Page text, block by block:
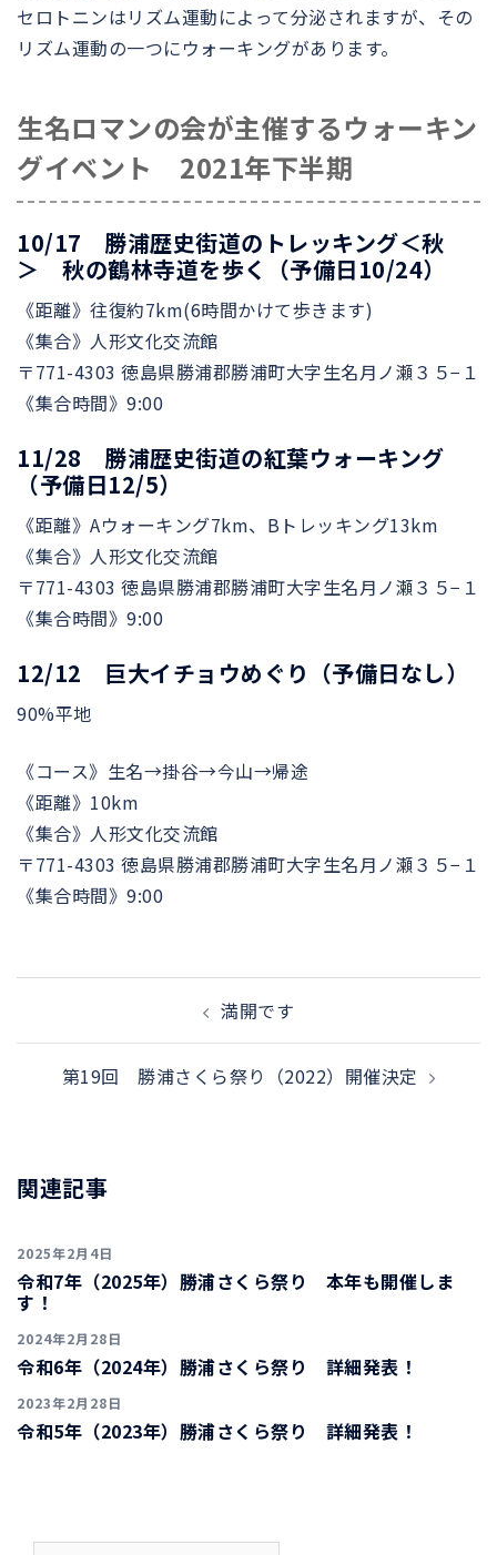
セロトニンはリズム運動によって分泌されますが、その
リズム運動の一つにウォーキングがあります。
生名ロマンの会が主催するウォーキン
グイベント 2021年下半期
10/17 勝浦歴史街道のトレッキング＜秋
＞ 秋の鶴林寺道を歩く（予備日10/24）
《距離》往復約7km(6時間かけて歩きます)
《集合》人形文化交流館
〒771-4303 徳島県勝浦郡勝浦町大字生名月ノ瀬３５−１
《集合時間》9:00
11/28 勝浦歴史街道の紅葉ウォーキング
（予備日12/5）
《距離》Aウォーキング7km、Bトレッキング13km
《集合》人形文化交流館
〒771-4303 徳島県勝浦郡勝浦町大字生名月ノ瀬３５−１
《集合時間》9:00
12/12 巨大イチョウめぐり（予備日なし）
90%平地
《コース》生名→掛谷→今山→帰途
《距離》10km
《集合》人形文化交流館
〒771-4303 徳島県勝浦郡勝浦町大字生名月ノ瀬３５−１
《集合時間》9:00
投
ナ
シ
ョ
ン
満開です
第19回 勝浦さくら祭り（2022）開催決定
関連記事
2025年2月4日
令和7年（2025年）勝浦さくら祭り 本年も開催しま
す！
2024年2月28日
令和6年（2024年）勝浦さくら祭り 詳細発表！
2023年2月28日
令和5年（2023年）勝浦さくら祭り 詳細発表！